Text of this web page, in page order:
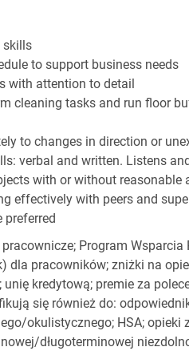
skills
to support business needs
with attention to detail
cleaning tasks and run floor
to changes in direction or
verbal and written. Listens
with or without reasonable
effectively with peers and
preferred
Program
dla pracowników; zniżki na
kredytową; premie za
się również do:
okulistycznego; HSA; opieki
długoterminowej